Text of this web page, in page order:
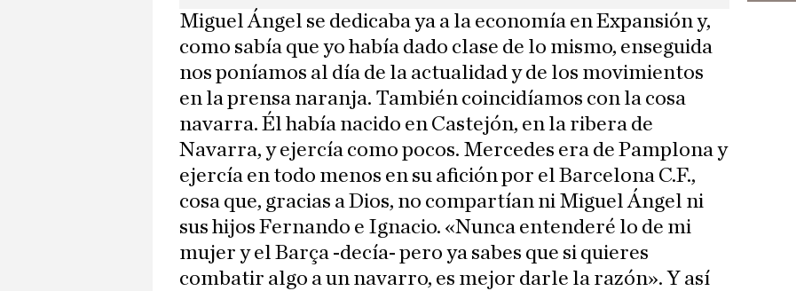
Miguel Ángel se dedicaba ya a la economía en Expansión y,
como sabía que yo había dado clase de lo mismo, enseguida
nos poníamos al día de la actualidad y de los movimientos
en la prensa naranja. También coincidíamos con la cosa
navarra. Él había nacido en Castejón, en la ribera de
Navarra, y ejercía como pocos. Mercedes era de Pamplona y
ejercía en todo menos en su afición por el Barcelona C.F.,
cosa que, gracias a Dios, no compartían ni Miguel Ángel ni
sus hijos Fernando e Ignacio. «Nunca entenderé lo de mi
mujer y el Barça -decía- pero ya sabes que si quieres
combatir algo a un navarro, es mejor darle la razón». Y así